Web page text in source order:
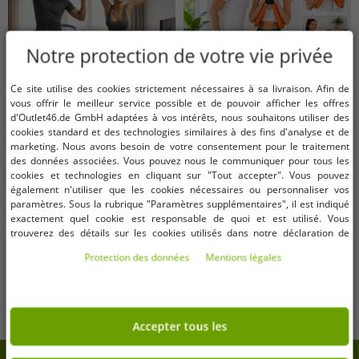
Tailles disponibles
OneSize (pour plus de détails,
voir la description)
Cerceau de hula hoop EDURO -
pour la maison - Cerceau de
4,02 €
Tailles disponibles
OneSize (pour plus de détails,
voir la description)
Appareil de musculation pour bras
pour usage domestique, 38 x 25
Notre protection de votre vie privée
Ce site utilise des cookies strictement nécessaires à sa livraison. Afin de
vous offrir le meilleur service possible et de pouvoir afficher les offres
d'Outlet46.de GmbH adaptées à vos intérêts, nous souhaitons utiliser des
cookies standard et des technologies similaires à des fins d'analyse et de
marketing. Nous avons besoin de votre consentement pour le traitement
des données associées. Vous pouvez nous le communiquer pour tous les
cookies et technologies en cliquant sur "Tout accepter". Vous pouvez
également n'utiliser que les cookies nécessaires ou personnaliser vos
paramètres. Sous la rubrique "Paramètres supplémentaires", il est indiqué
exactement quel cookie est responsable de quoi et est utilisé. Vous
trouverez des détails sur les cookies utilisés dans notre déclaration de
consentement à tout moment. Les coordonnées se trouvent dans les
Protection des données Mentions légales
Accepter tous les